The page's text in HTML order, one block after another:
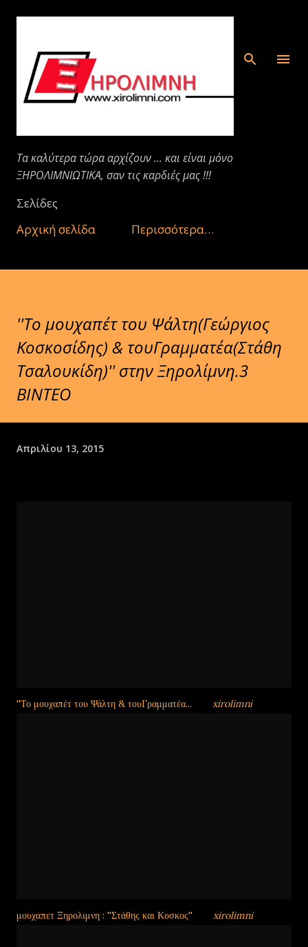
Μετάβαση στο κύριο περιεχόμενο
Τα καλύτερα τώρα αρχίζουν ... και είναι μόνο
ΞΗΡΟΛΙΜΝΙΩΤΙΚΑ, σαν τις καρδιές μας !!!
Σελίδες
Αρχική σελίδα
Περισσότερα…
''Το μουχαπέτ του Ψάλτη(Γεώργιος
Κοσκοσίδης) & τουΓραμματέα(Στάθη
Τσαλουκίδη)'' στην Ξηρολίμνη.3
ΒΙΝΤΕΟ
Απριλίου 13, 2015
''Το μουχαπέτ του Ψάλτη & τουΓραμματέα... xirolimni
μουχαπετ Ξηρολιμνη : ''Στάθης και Κοσκος'' xirolimni